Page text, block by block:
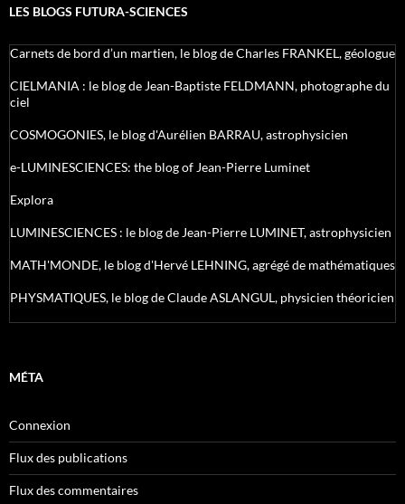
LES BLOGS FUTURA-SCIENCES
Carnets de bord d’un martien, le blog de Charles FRANKEL, géologue
CIELMANIA : le blog de Jean-Baptiste FELDMANN, photographe du
ciel
COSMOGONIES, le blog d'Aurélien BARRAU, astrophysicien
e-LUMINESCIENCES: the blog of Jean-Pierre Luminet
Explora
LUMINESCIENCES : le blog de Jean-Pierre LUMINET, astrophysicien
MATH'MONDE, le blog d'Hervé LEHNING, agrégé de mathématiques
PHYSMATIQUES, le blog de Claude ASLANGUL, physicien théoricien
MÉTA
Connexion
Flux des publications
Flux des commentaires